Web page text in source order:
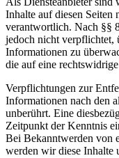
Inhalte auf diesen Seiten
verantwortlich. Nach §§
jedoch nicht verpflichtet,
Informationen zu
die auf eine
Verpflichtungen zur
Informationen nach den
unberührt. Eine
Zeitpunkt der Kenntnis
Bei Bekanntwerden von
werden wir diese Inhalte